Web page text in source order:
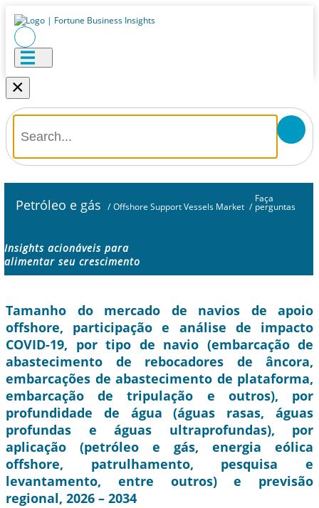
×
Petróleo e gás / Offshore Support Vessels Market /
Faça
perguntas
Insights acionáveis ​​para
alimentar seu crescimento
Tamanho do mercado de navios de apoio
offshore, participação e análise de impacto
COVID-19, por tipo de navio (embarcação de
abastecimento de rebocadores de âncora,
embarcações de abastecimento de plataforma,
embarcação de tripulação e outros), por
profundidade de água (águas rasas, águas
profundas e águas ultraprofundas), por
aplicação (petróleo e gás, energia eólica
offshore, patrulhamento, pesquisa e
levantamento, entre outros) e previsão
regional, 2026 – 2034